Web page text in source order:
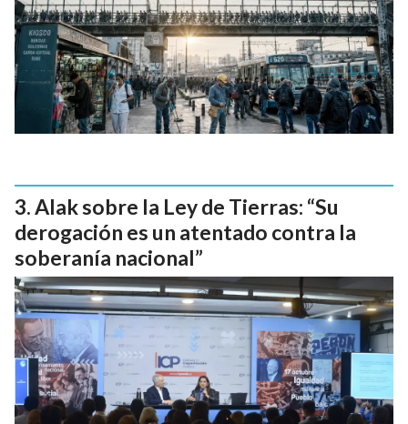
Alak sobre la Ley de Tierras: “Su
derogación es un atentado contra la
soberanía nacional”